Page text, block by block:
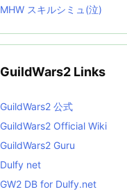
MHW スキルシミュ(泣)
GuildWars2 Links
GuildWars2 公式
GuildWars2 Official Wiki
GuildWars2 Guru
Dulfy net
GW2 DB for Dulfy.net